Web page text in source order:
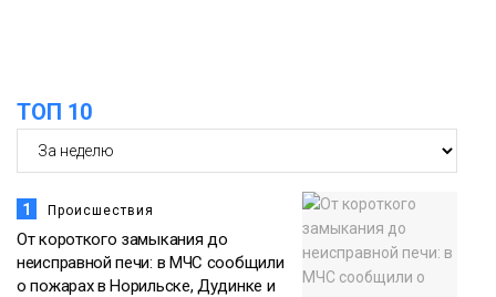
ТОП 10
1 Происшествия
От короткого замыкания до
неисправной печи: в МЧС сообщили
о пожарах в Норильске, Дудинке и